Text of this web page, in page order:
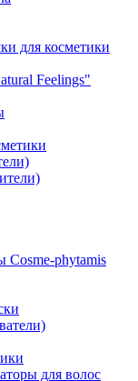
для косметики
Feelings"
Cosme-phytamis
для волос